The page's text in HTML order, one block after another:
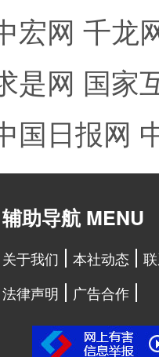
宏网 千龙
是网 国家
国日报网
辅助导航 MENU
关于我们 本社动态
法律声明
广告合作